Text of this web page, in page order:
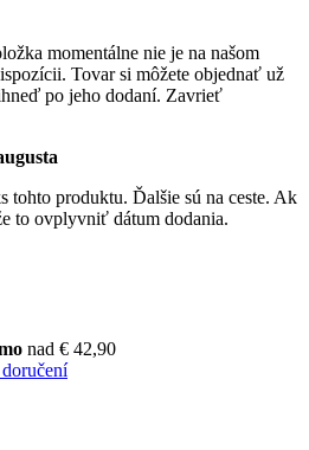
momentálne nie je na našom
Tovar si môžete objednať už
po jeho dodaní. Zavrieť
tohto produktu. Ďalšie sú na ceste. Ak
to ovplyvniť dátum dodania.
nad € 42,90